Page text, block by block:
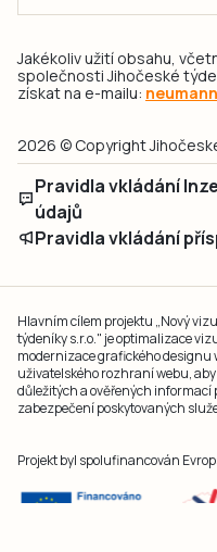
Jakékoliv užití obsahu,
společnosti Jihočeské
získat na e-mailu:
2026 © Copyright
Pravidla vkládání
údajů
Pravidla vkládání
Hlavním cílem projektu „Nový
týdeníky s.r.o." je optimalizace
modernizace grafického designu
uživatelského rozhraní webu,
důležitých a ověřených informací
zabezpečení poskytovaných
Projekt byl spolufinancován